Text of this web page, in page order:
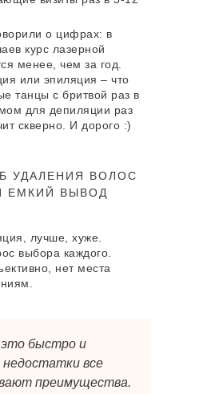
УДАЛЕНИЯ ВОЛОС
ЕМКИЙ ВЫВОД
лучше, хуже.
выбора каждого.
нет места
это быстро и
все
преимущества.
о цифрах: в
курс лазерной
менее, чем за год.
или эпиляция – что
танцы с бритвой раз в
для депиляции раз
скверно. И дорого :)